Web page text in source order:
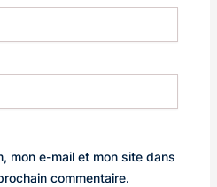
mon e-mail et mon site dans
commentaire.